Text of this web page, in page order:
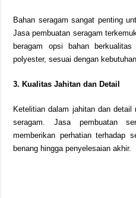
Bahan seragam sangat penting
Jasa pembuatan seragam
beragam opsi bahan
polyester, sesuai dengan
3. Kualitas Jahitan dan Detail
Ketelitian dalam jahitan dan
seragam. Jasa pembuatan
memberikan perhatian terhadap
benang hingga penyelesaian akhir.